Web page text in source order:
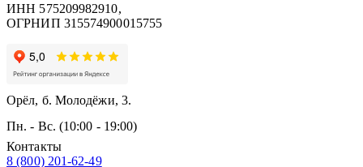
ИНН 575209982910,
ОГРНИП 315574900015755
Орёл, б. Молодёжи, 3.
Пн. - Вс. (10:00 - 19:00)
Контакты
8 (800) 201-62-49